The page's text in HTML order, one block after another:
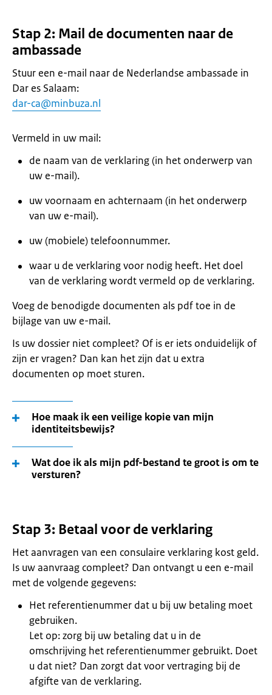
Stap 2: Mail de documenten naar de
ambassade
Stuur een e-mail naar de Nederlandse ambassade in
Dar es Salaam:
dar-ca@minbuza.nl
Vermeld in uw mail:
de naam van de verklaring (in het onderwerp van
uw e-mail).
uw voornaam en achternaam (in het onderwerp
van uw e-mail).
uw (mobiele) telefoonnummer.
waar u de verklaring voor nodig heeft. Het doel
van de verklaring wordt vermeld op de verklaring.
Voeg de benodigde documenten als pdf toe in de
bijlage van uw e-mail.
Is uw dossier niet compleet? Of is er iets onduidelijk of
zijn er vragen? Dan kan het zijn dat u extra
documenten op moet sturen.
Hoe maak ik een veilige kopie van mijn
identiteitsbewijs?
Wat doe ik als mijn pdf-bestand te groot is om te
versturen?
Stap 3: Betaal voor de verklaring
Het aanvragen van een consulaire verklaring kost geld.
Is uw aanvraag compleet? Dan ontvangt u een e-mail
met de volgende gegevens:
Het referentienummer dat u bij uw betaling moet
gebruiken.
Let op: zorg bij uw betaling dat u in de
omschrijving het referentienummer gebruikt. Doet
u dat niet? Dan zorgt dat voor vertraging bij de
afgifte van de verklaring.